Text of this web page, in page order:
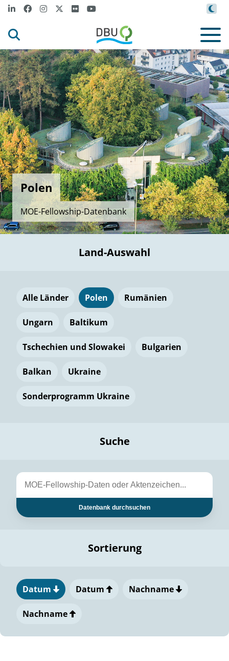
Polen
MOE-Fellowship-Datenbank
Land-Auswahl
Alle Länder Polen Rumänien
Ungarn Baltikum
Tschechien und Slowakei Bulgarien
Balkan Ukraine
Sonderprogramm Ukraine
Suche
Datenbank durchsuchen
Sortierung
Datum Datum Nachname
Nachname